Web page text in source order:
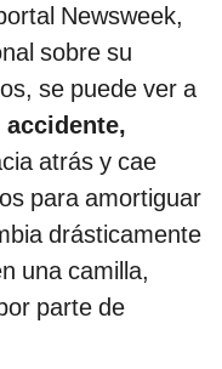
Newsweek,
sobre su
se puede ver a
atrás y cae
para amortiguar
drásticamente
una camilla,
parte de